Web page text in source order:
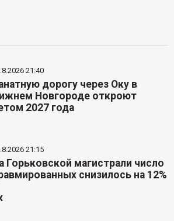
21:40
дорогу через Оку в
Новгороде откроют
2027 года
21:15
Горьковской магистрали число
снизилось на 12%